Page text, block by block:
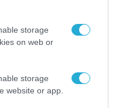
storage
on web or
storage
website or app.